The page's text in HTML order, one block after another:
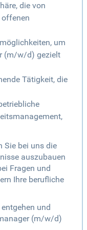
die von
offenen
um
(m/w/d) gezielt
Tätigkeit, die
Sie bei uns die
auszubauen
Fragen und
Ihre berufliche
und
(m/w/d)